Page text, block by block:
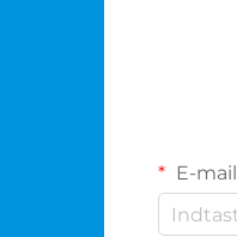
E-mail